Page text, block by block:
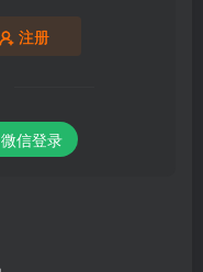
注册
微信登录